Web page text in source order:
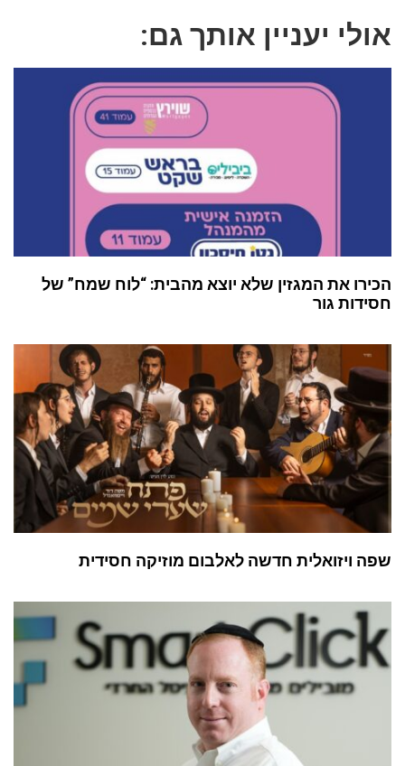
אולי יעניין אותך גם:
הכירו את המגזין שלא יוצא מהבית: “לוח שמח” של
חסידות גור
שפה ויזואלית חדשה לאלבום מוזיקה חסידית